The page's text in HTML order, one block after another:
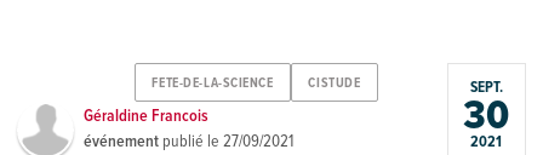
FETE-DE-LA-SCIENCE CISTUDE
Géraldine Francois
événement publié le27/09/2021
SEPT.
30
2021